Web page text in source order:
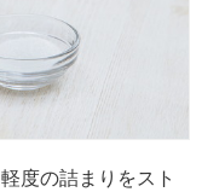
度の詰まりをスト